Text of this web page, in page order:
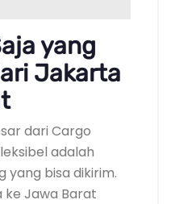
yang
Jakarta
dari Cargo
adalah
yang bisa dikirim.
ke Jawa Barat